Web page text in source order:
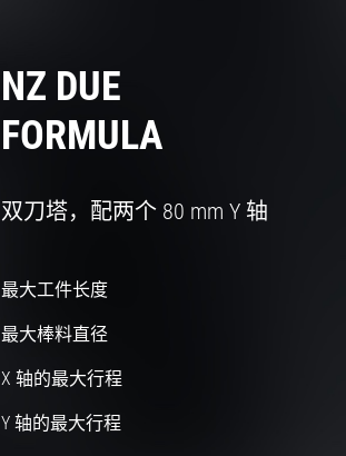
NZ DUE
FORMULA
双刀塔，配两个 80 mm Y 轴
最大工件长度
最大棒料直径
X 轴的最大行程
Y 轴的最大行程